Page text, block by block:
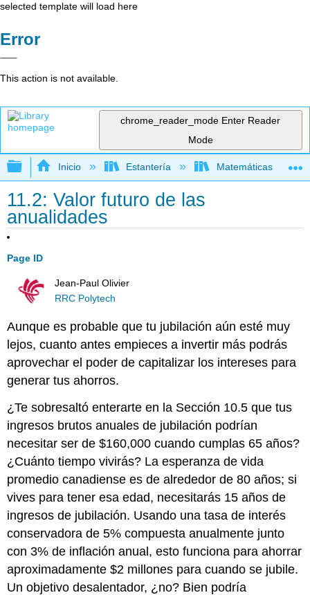
selected template will load here
Error
This action is not available.
chrome_reader_mode Enter Reader
Mode
Expandir/contraer jerarquía global
Inicio Estantería Matemáticas
11.2: Valor futuro de las
anualidades
Page ID
Jean-Paul Olivier
RRC Polytech
Aunque es probable que tu jubilación aún esté muy
lejos, cuanto antes empieces a invertir más podrás
aprovechar el poder de capitalizar los intereses para
generar tus ahorros.
¿Te sobresaltó enterarte en la Sección 10.5 que tus
ingresos brutos anuales de jubilación podrían
necesitar ser de $160,000 cuando cumplas 65 años?
¿Cuánto tiempo vivirás? La esperanza de vida
promedio canadiense es de alrededor de 80 años; si
vives para tener esa edad, necesitarás 15 años de
ingresos de jubilación. Usando una tasa de interés
conservadora de 5% compuesta anualmente junto
con 3% de inflación anual, esto funciona para ahorrar
aproximadamente $2 millones para cuando se jubile.
Un objetivo desalentador, ¿no? Bien podría